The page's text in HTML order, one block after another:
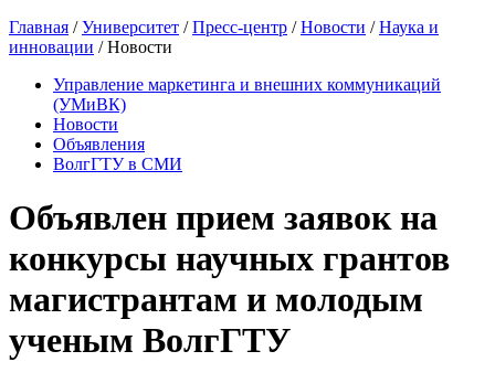
Главная /Университет /Пресс-центр /Новости /Наука и
инновации / Новости
Управление маркетинга и внешних коммуникаций
(УМиВК)
Новости
Объявления
ВолгГТУ в СМИ
Объявлен прием заявок на
конкурсы научных грантов
магистрантам и молодым
ученым ВолгГТУ